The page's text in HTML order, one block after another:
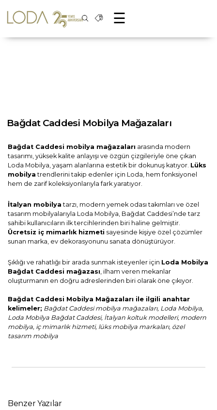
☰
Bağdat Caddesi Mobilya Mağazaları
Bağdat Caddesi mobilya mağazaları arasında modern
tasarımı, yüksek kalite anlayışı ve özgün çizgileriyle öne çıkan
Loda Mobilya, yaşam alanlarına estetik bir dokunuş katıyor. Lüks
mobilya trendlerini takip edenler için Loda, hem fonksiyonel
hem de zarif koleksiyonlarıyla fark yaratıyor.
İtalyan mobilya tarzı, modern yemek odası takımları ve özel
tasarım mobilyalarıyla Loda Mobilya, Bağdat Caddesi’nde tarz
sahibi kullanıcıların ilk tercihlerinden biri haline gelmiştir.
Ücretsiz iç mimarlık hizmeti sayesinde kişiye özel çözümler
sunan marka, ev dekorasyonunu sanata dönüştürüyor.
Şıklığı ve rahatlığı bir arada sunmak isteyenler için Loda Mobilya
Bağdat Caddesi mağazası, ilham veren mekanlar
oluşturmanın en doğru adreslerinden biri olarak öne çıkıyor.
Bağdat Caddesi Mobilya Mağazaları ile ilgili anahtar
kelimeler; Bağdat Caddesi mobilya mağazaları, Loda Mobilya,
Loda Mobilya Bağdat Caddesi, İtalyan koltuk modelleri, modern
mobilya, iç mimarlık hizmeti, lüks mobilya markaları, özel
tasarım mobilya
Benzer Yazılar